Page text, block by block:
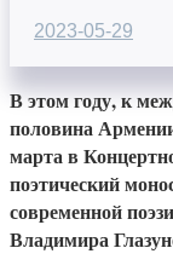
2023-05-29
В этом году, к
половина
марта в
поэтический
современной
Владимира